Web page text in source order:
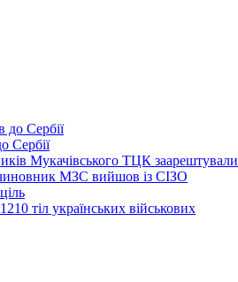
Сербії
Мукачівського ТЦК заарештували
МЗС вийшов із СІЗО
тіл українських військових